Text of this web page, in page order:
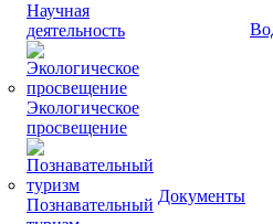
Научная
деятельность
Экологическое
просвещение
Познавательный Документы